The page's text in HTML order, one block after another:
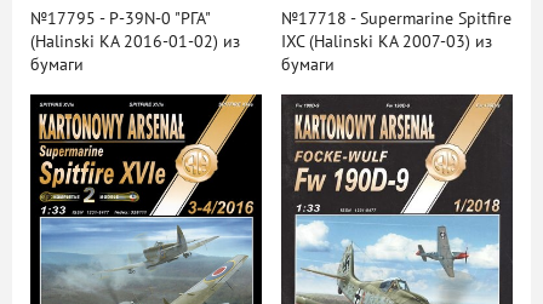
№17795 - P-39N-0 "РГА"
(Halinski KA 2016-01-02) из
бумаги
№17718 - Supermarine Spitfire
IXC (Halinski KA 2007-03) из
бумаги